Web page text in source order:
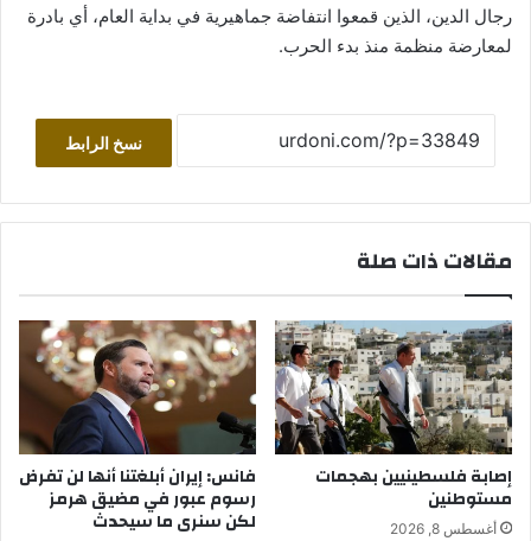
رجال الدين، الذين قمعوا انتفاضة جماهيرية في بداية العام، أي بادرة
لمعارضة منظمة منذ بدء الحرب.
نسخ الرابط
مقالات ذات صلة
إصابة فلسطينيين بهجمات
مستوطنين
أغسطس 8, 2026
فانس: إيران أبلغتنا أنها لن تفرض
رسوم عبور في مضيق هرمز
لكن سنرى ما سيحدث